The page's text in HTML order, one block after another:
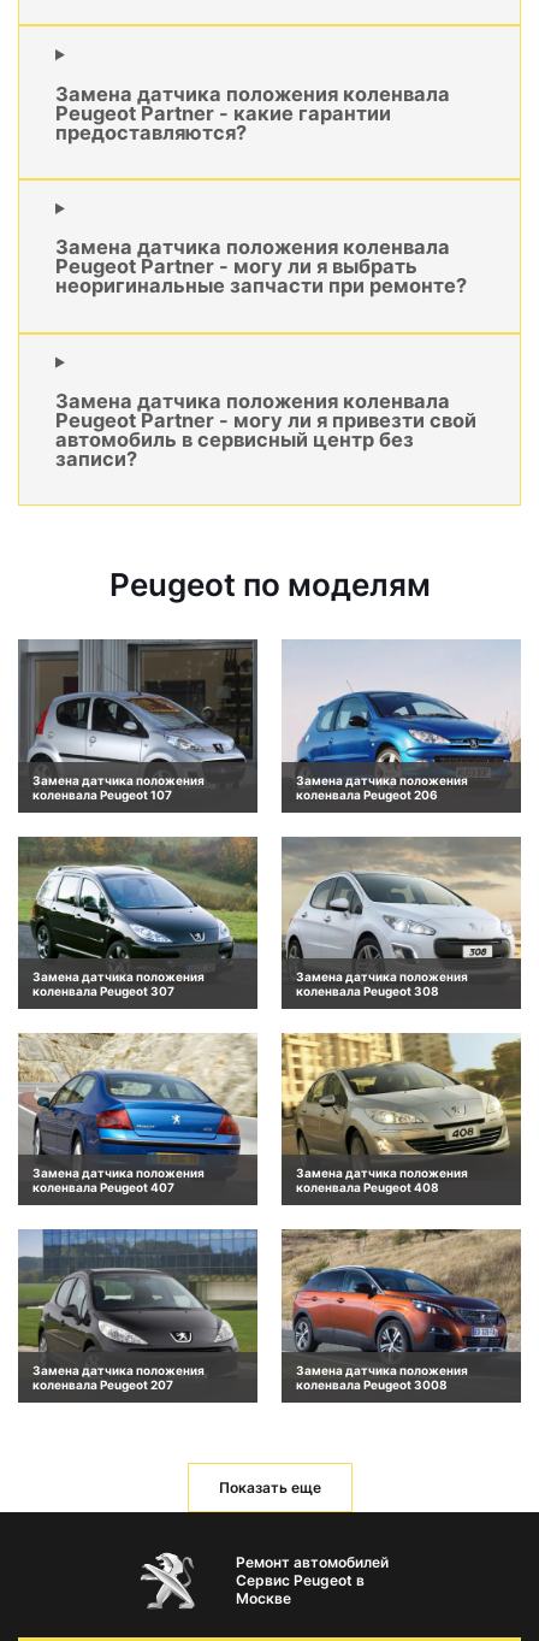
Замена датчика положения коленвала
Peugeot Partner - какие гарантии
предоставляются?
Замена датчика положения коленвала
Peugeot Partner - могу ли я выбрать
неоригинальные запчасти при ремонте?
Замена датчика положения коленвала
Peugeot Partner - могу ли я привезти свой
автомобиль в сервисный центр без
записи?
Peugeot по моделям
Замена датчика положения
коленвала Peugeot 107
Замена датчика положения
коленвала Peugeot 206
Замена датчика положения
коленвала Peugeot 307
Замена датчика положения
коленвала Peugeot 308
Замена датчика положения
коленвала Peugeot 407
Замена датчика положения
коленвала Peugeot 408
Замена датчика положения
коленвала Peugeot 207
Замена датчика положения
коленвала Peugeot 3008
Показать еще
Ремонт автомобилей
Сервис Peugeot в
Москве